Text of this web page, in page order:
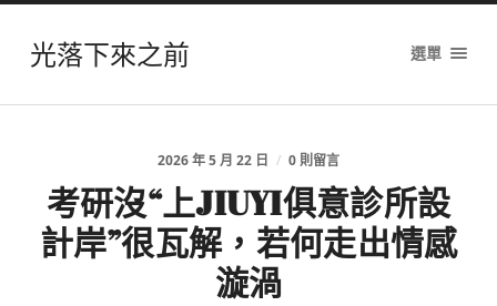
光落下來之前 選單
2026 年 5 月 22 日 / 0 則留言
考研沒“上JIUYI俱意診所設
計岸”很瓦解，若何走出情感
漩渦